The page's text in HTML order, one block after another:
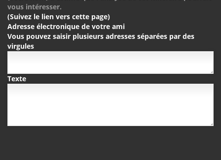
vous intéresser.
(Suivez le lien vers cette page)
Adresse électronique de votre ami
Vous pouvez saisir plusieurs adresses séparées par des
virgules
Texte